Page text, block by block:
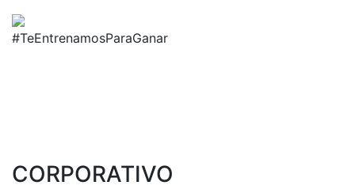
#TeEntrenamosParaGanar
CORPORATIVO